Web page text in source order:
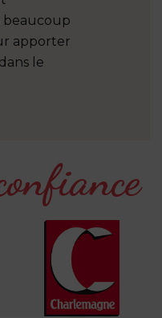
beaucoup
apporter
le